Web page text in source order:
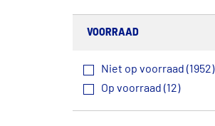
VOORRAAD
Niet op voorraad (1952)
Op voorraad (12)